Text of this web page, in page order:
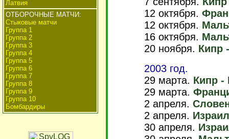
Латвия
ОТБОРОЧНЫЕ МАТЧИ:
Стыковые матчи
Группа 1
Группа 2
Группа 3
Группа 4
Группа 5
Группа 6
Группа 7
Группа 8
Группа 9
Группа 10
Бомбардиры
12 октября.
12 октября.
16 октября.
20 ноября. Кипр
2003 год.
29 марта. Кипр -
29 марта.
2 апреля.
2 апреля.
30 апреля.